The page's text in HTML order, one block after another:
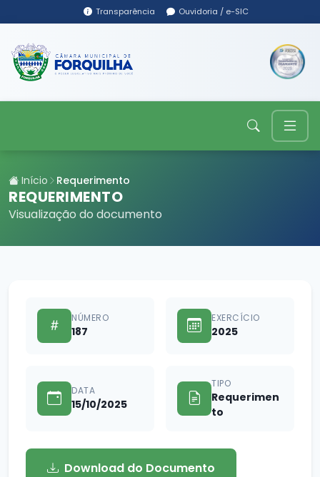
Transparência Ouvidoria / e-SIC
Início Requerimento
REQUERIMENTO
Visualização do documento
NÚMERO
187
EXERCÍCIO
2025
DATA
15/10/2025
TIPO
Requerimen
to
Download do Documento